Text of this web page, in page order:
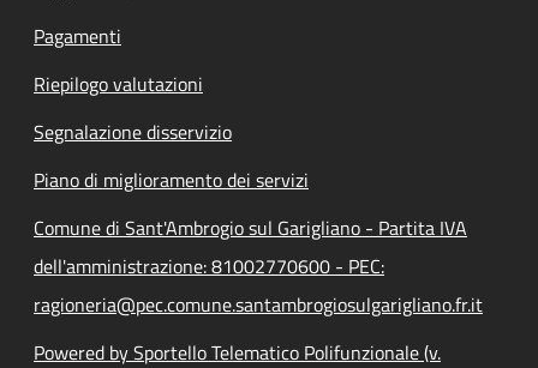
Pagamenti
Riepilogo valutazioni
Segnalazione disservizio
Piano di miglioramento dei servizi
Comune di Sant'Ambrogio sul Garigliano - Partita IVA
dell'amministrazione: 81002770600 - PEC:
ragioneria@pec.comune.santambrogiosulgarigliano.fr.it
Powered by Sportello Telematico Polifunzionale (v.